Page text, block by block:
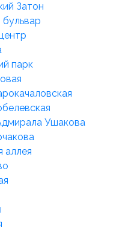
Затон
парк
Ушакова
аллея